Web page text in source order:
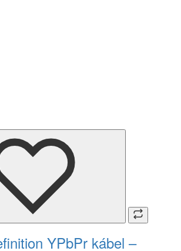
YPbPr kábel –